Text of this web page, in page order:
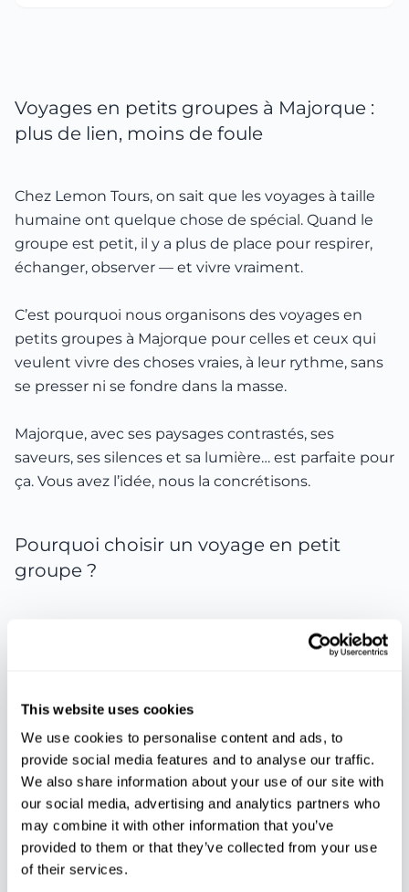
This website uses cookies
We use cookies to personalise content and ads, to
provide social media features and to analyse our traffic.
We also share information about your use of our site with
our social media, advertising and analytics partners who
may combine it with other information that you’ve
provided to them or that they’ve collected from your use
of their services.
Voyages en petits groupes à Majorque :
plus de lien, moins de foule
Chez Lemon Tours, on sait que les voyages à taille
humaine ont quelque chose de spécial. Quand le
groupe est petit, il y a plus de place pour respirer,
échanger, observer — et vivre vraiment.
C’est pourquoi nous organisons des voyages en
petits groupes à Majorque pour celles et ceux qui
veulent vivre des choses vraies, à leur rythme, sans
se presser ni se fondre dans la masse.
Majorque, avec ses paysages contrastés, ses
saveurs, ses silences et sa lumière… est parfaite pour
ça. Vous avez l’idée, nous la concrétisons.
Pourquoi choisir un voyage en petit
groupe ?
Parce qu’on voyage mieux quand c’est plus
voir autrement, d’aller plus loin, et de vivre plus fort.
Parce qu’on accède à ce qu’on ne partage qu’à
quelques-uns : un repas fait maison, une
conversation spontanée, un moment de vraie
pause.
Et parce que Majorque mérite ça : d’être explorée
lentement, ressentie profondément, et partagée